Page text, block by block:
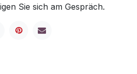
Sie sich am Gespräch.